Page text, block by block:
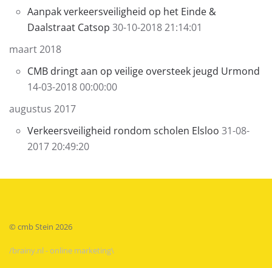
Aanpak verkeersveiligheid op het Einde &
Daalstraat Catsop 30-10-2018 21:14:01
maart 2018
CMB dringt aan op veilige oversteek jeugd Urmond
14-03-2018 00:00:00
augustus 2017
Verkeersveiligheid rondom scholen Elsloo 31-08-
2017 20:49:20
© cmb Stein 2026
/brainy.nl - online marketing\